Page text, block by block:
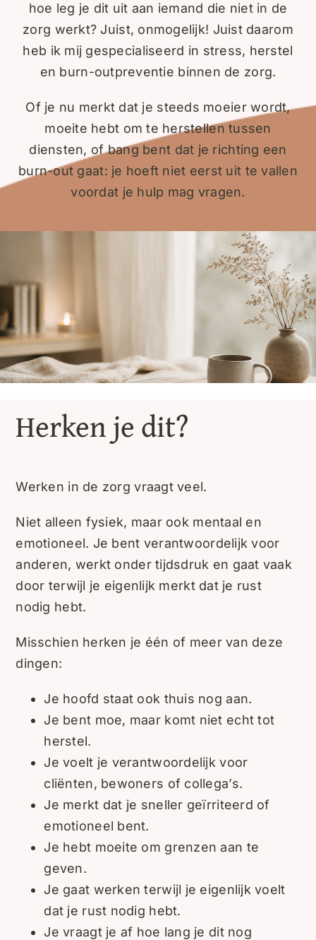
hoe leg je dit uit aan iemand die niet in de
zorg werkt? Juist, onmogelijk! Juist daarom
heb ik mij gespecialiseerd in stress, herstel
en burn-outpreventie binnen de zorg.
Of je nu merkt dat je steeds moeier wordt,
moeite hebt om te herstellen tussen
diensten, of bang bent dat je richting een
burn-out gaat: je hoeft niet eerst uit te vallen
voordat je hulp mag vragen.
Herken je dit?
Werken in de zorg vraagt veel.
Niet alleen fysiek, maar ook mentaal en
emotioneel. Je bent verantwoordelijk voor
anderen, werkt onder tijdsdruk en gaat vaak
door terwijl je eigenlijk merkt dat je rust
nodig hebt.
Misschien herken je één of meer van deze
dingen:
Je hoofd staat ook thuis nog aan.
Je bent moe, maar komt niet echt tot
herstel.
Je voelt je verantwoordelijk voor
cliënten, bewoners of collega’s.
Je merkt dat je sneller geïrriteerd of
emotioneel bent.
Je hebt moeite om grenzen aan te
geven.
Je gaat werken terwijl je eigenlijk voelt
dat je rust nodig hebt.
Je vraagt je af hoe lang je dit nog